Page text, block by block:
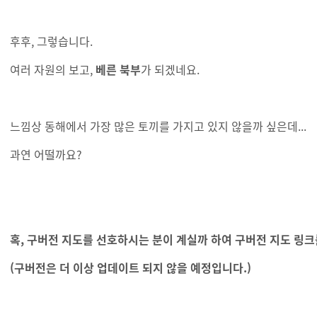
후후, 그렇습니다.
여러 자원의 보고, 베른 북부가 되겠네요.
느낌상 동해에서 가장 많은 토끼를 가지고 있지 않을까 싶은데...
과연 어떨까요?
혹, 구버전 지도를 선호하시는 분이 계실까 하여 구버전 지도 링
(구버전은 더 이상 업데이트 되지 않을 예정입니다.)